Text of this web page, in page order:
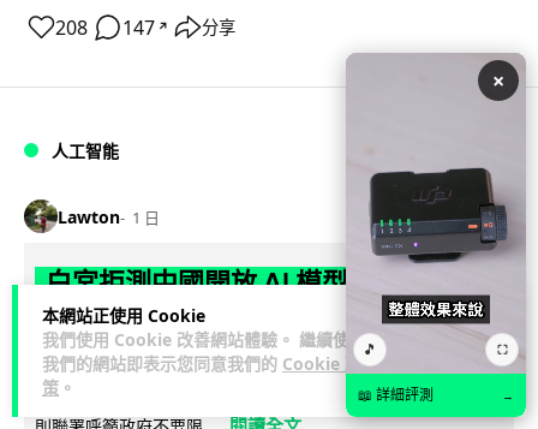
本網站正使用 Cookie
我們使用 Cookie 改善網站體驗。 繼續使用
我們的網站即表示您同意我們的 Cookie 政
策 。
208 147 ↗ 分享
人工智能
Lawton 1 日
白宮拒測中國開放 AI 模型 業界質疑安
全框架選擇性執行
彭博社報道，白宮通知美國頂尖 AI 公司，中國開發的開放權重
模型將不納入特朗普政府新 AI 安全框架的測試範圍。美國業界
×
🎵 ⛶
📖 詳細評測 →